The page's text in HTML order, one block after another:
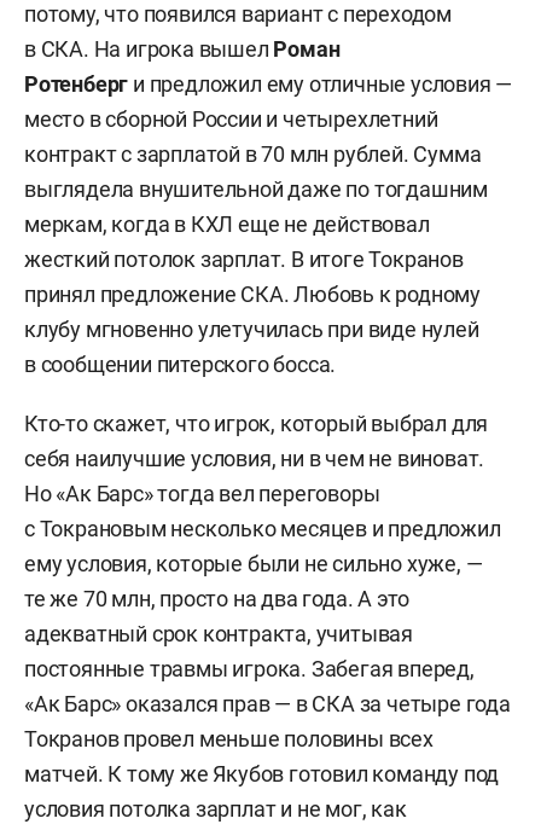
потому, что появился вариант с переходом
в СКА. На игрока вышел Роман
Ротенберг и предложил ему отличные условия —
место в сборной России и четырехлетний
контракт с зарплатой в 70 млн рублей. Сумма
выглядела внушительной даже по тогдашним
меркам, когда в КХЛ еще не действовал
жесткий потолок зарплат. В итоге Токранов
принял предложение СКА. Любовь к родному
клубу мгновенно улетучилась при виде нулей
в сообщении питерского босса.
Кто-то скажет, что игрок, который выбрал для
себя наилучшие условия, ни в чем не виноват.
Но «Ак Барс» тогда вел переговоры
с Токрановым несколько месяцев и предложил
ему условия, которые были не сильно хуже, —
те же 70 млн, просто на два года. А это
адекватный срок контракта, учитывая
постоянные травмы игрока. Забегая вперед,
«Ак Барс» оказался прав — в СКА за четыре года
Токранов провел меньше половины всех
матчей. К тому же Якубов готовил команду под
условия потолка зарплат и не мог, как